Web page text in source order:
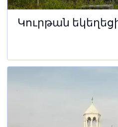
Կուրթան